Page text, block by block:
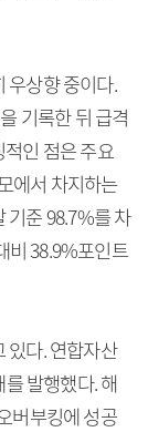
우상향 중이다.
기록한 뒤 급격
인 점은 주요
에서 차지하는
기준 98.7%를 차
비 38.9%포인트
있다. 연합자산
발행했다. 해
버부킹에 성공